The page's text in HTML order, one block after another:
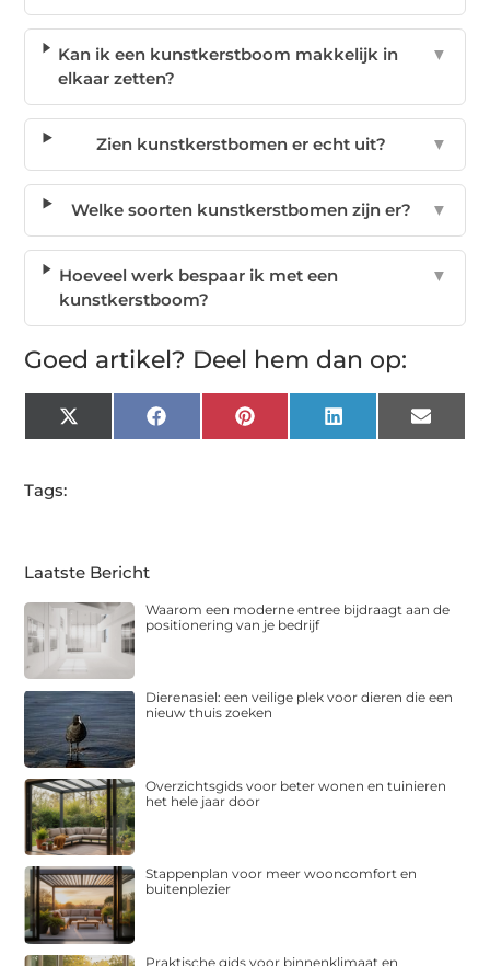
Kan ik een kunstkerstboom makkelijk in
elkaar zetten?
▼
Zien kunstkerstbomen er echt uit? ▼
Welke soorten kunstkerstbomen zijn er? ▼
Hoeveel werk bespaar ik met een
kunstkerstboom?
▼
Goed artikel? Deel hem dan op:
X
(Twitter)
FacebookPinterest LinkedIn Email
Tags:
Laatste Bericht
Waarom een moderne entree bijdraagt aan de
positionering van je bedrijf
Dierenasiel: een veilige plek voor dieren die een
nieuw thuis zoeken
Overzichtsgids voor beter wonen en tuinieren
het hele jaar door
Stappenplan voor meer wooncomfort en
buitenplezier
Praktische gids voor binnenklimaat en